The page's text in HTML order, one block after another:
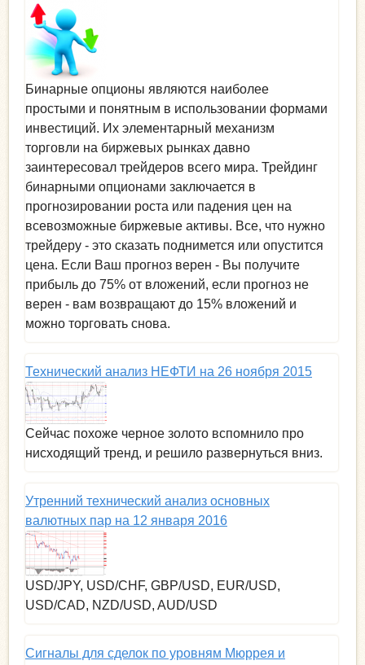
Бинарные опционы являются наиболее
простыми и понятным в использовании формами
инвестиций. Их элементарный механизм
торговли на биржевых рынках давно
заинтересовал трейдеров всего мира. Трейдинг
бинарными опционами заключается в
прогнозировании роста или падения цен на
всевозможные биржевые активы. Все, что нужно
трейдеру - это сказать поднимется или опустится
цена. Если Ваш прогноз верен - Вы получите
прибыль до 75% от вложений, если прогноз не
верен - вам возвращают до 15% вложений и
можно торговать снова.
Технический анализ НЕФТИ на 26 ноября 2015
Сейчас похоже черное золото вспомнило про
нисходящий тренд, и решило развернуться вниз.
Утренний технический анализ основных
валютных пар на 12 января 2016
USD/JPY, USD/CHF, GBP/USD, EUR/USD,
USD/CAD, NZD/USD, AUD/USD
Сигналы для сделок по уровням Мюррея и